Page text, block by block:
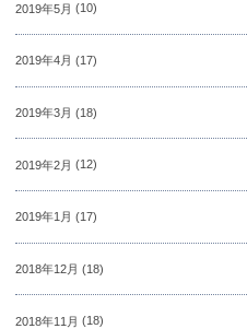
2019年5月 (10)
2019年4月 (17)
2019年3月 (18)
2019年2月 (12)
2019年1月 (17)
2018年12月 (18)
2018年11月 (18)